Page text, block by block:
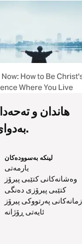
Now: How to Be
Where You Live
هاندان و
بەدوای ئینتیمادا بگەڕێیت لەگەڵ خودا.
لینکە بەسوودەکان
یارمەتی
وەشانەکانی کتێبی پیرۆز
کتێبی پیرۆزی دەنگی
زمانەکانی پەرتووکی پیرۆز
ئایەتی ڕۆژانە